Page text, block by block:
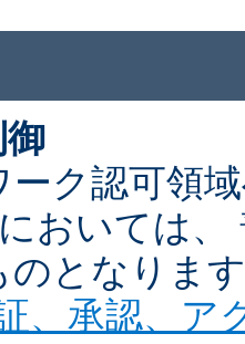
ーク認可領
おいては
のとなりま
、承認、ア